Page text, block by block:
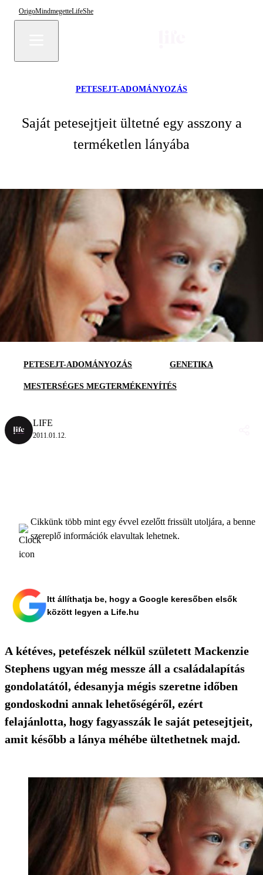
OrigoMindmegetteLifeShe
PETESEJT-ADOMÁNYOZÁS
Saját petesejtjeit ültetné egy asszony a
terméketlen lányába
PETESEJT-ADOMÁNYOZÁS GENETIKA
MESTERSÉGES MEGTERMÉKENYÍTÉS
LIFE
2011.01.12.
Cikkünk több mint egy évvel ezelőtt frissült utoljára, a benne
szereplő információk elavultak lehetnek.
Itt állíthatja be, hogy a Google keresőben elsők
között legyen a Life.hu
A kétéves, petefészek nélkül született Mackenzie
Stephens ugyan még messze áll a családalapítás
gondolatától, édesanyja mégis szeretne időben
gondoskodni annak lehetőségéről, ezért
felajánlotta, hogy fagyasszák le saját petesejtjeit,
amit később a lánya méhébe ültethetnek majd.